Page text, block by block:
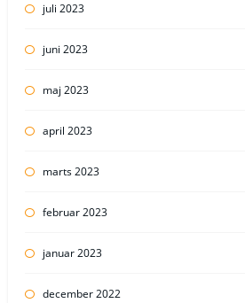
juli 2023
juni 2023
maj 2023
april 2023
marts 2023
februar 2023
januar 2023
december 2022